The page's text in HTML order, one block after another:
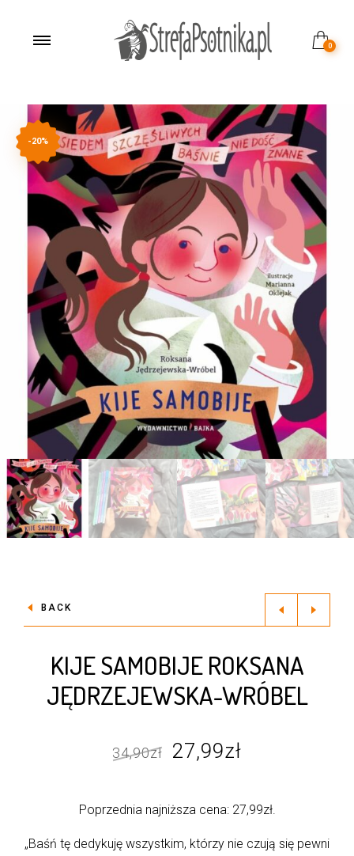
0
-20%
BACK
KIJE SAMOBIJE ROKSANA
JĘDRZEJEWSKA-WRÓBEL
34,90zł
Pierwotna
wynosiła:
34,90zł.
27,99zł
wynosi:
27,99zł.
Poprzednia najniższa cena: 27,99zł.
„Baśń tę dedykuję wszystkim, którzy nie czują się pewni